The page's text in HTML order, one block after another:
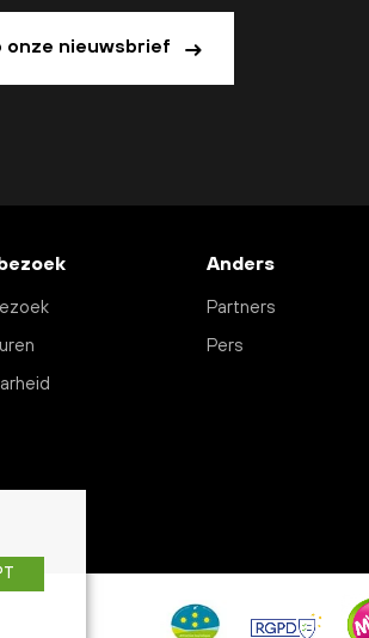
onze nieuwsbrief
Anders
Partners
Pers